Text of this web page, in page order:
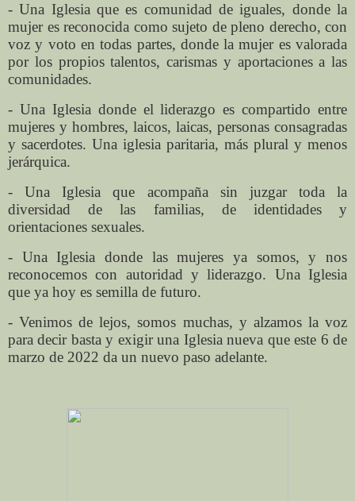
- Una Iglesia que es comunidad de iguales, donde la
mujer es reconocida como sujeto de pleno derecho, con
voz y voto en todas partes, donde la mujer es valorada
por los propios talentos, carismas y aportaciones a las
comunidades.
- Una Iglesia donde el liderazgo es compartido entre
mujeres y hombres, laicos, laicas, personas consagradas
y sacerdotes. Una iglesia paritaria, más plural y menos
jerárquica.
- Una Iglesia que acompaña sin juzgar toda la
diversidad de las familias, de identidades y
orientaciones sexuales.
- Una Iglesia donde las mujeres ya somos, y nos
reconocemos con autoridad y liderazgo. Una Iglesia
que ya hoy es semilla de futuro.
- Venimos de lejos, somos muchas, y alzamos la voz
para decir basta y exigir una Iglesia nueva que este 6 de
marzo de 2022 da un nuevo paso adelante.